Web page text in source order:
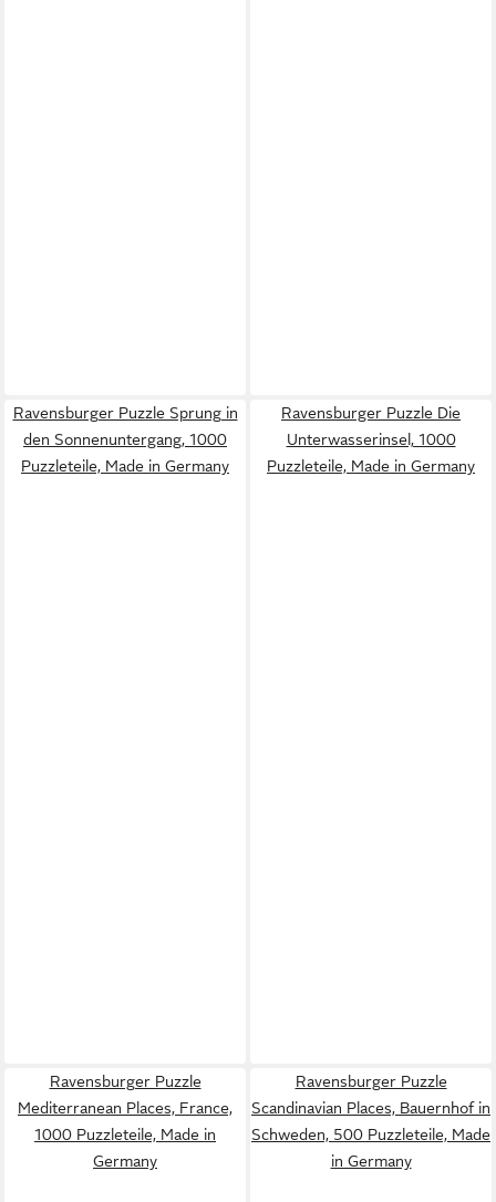
Ravensburger Puzzle Sprung in
den Sonnenuntergang, 1000
Puzzleteile, Made in Germany
Ravensburger Puzzle Die
Unterwasserinsel, 1000
Puzzleteile, Made in Germany
Ravensburger Puzzle
Mediterranean Places, France,
1000 Puzzleteile, Made in
Germany
Ravensburger Puzzle
Scandinavian Places, Bauernhof in
Schweden, 500 Puzzleteile, Made
in Germany